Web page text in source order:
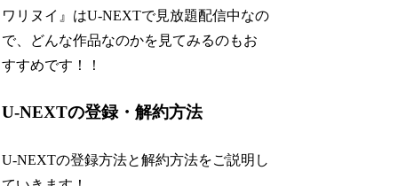
ワリヌイ』はU-NEXTで見放題配信中なの
で、どんな作品なのかを見てみるのもお
すすめです！！
U-NEXTの登録・解約方法
U-NEXTの登録方法と解約方法をご説明し